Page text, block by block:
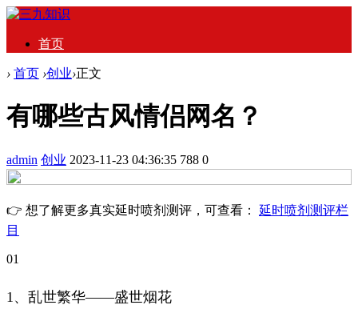
首页
› 首页 ›创业›正文
有哪些古风情侣网名？
admin 创业 2023-11-23 04:36:35 788 0
👉 想了解更多真实延时喷剂测评，可查看： 延时喷剂测评栏
目
01
1、乱世繁华——盛世烟花